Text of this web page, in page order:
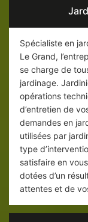
Spécialiste en
Le Grand,
se charge de
jardinage.
opérations
d’entretien de
demandes en
utilisées par
type
satisfaire en
dotées d’un
attentes et de